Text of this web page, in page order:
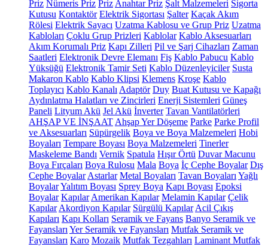
Priz Nümeris Priz Priz Anahtar Priz Şalt Malzemeleri Sigorta
Kutusu Kontaktör Elektrik Sigortası Şalter Kaçak Akım
Rölesi Elektrik Sayacı Uzatma Kablosu ve Grup Priz Uzatma
Kabloları Çoklu Grup Prizleri Kablolar Kablo Aksesuarları
Akım Korumalı Priz Kapı Zilleri Pil ve Şarj Cihazları Zaman
Saatleri Elektronik Devre Elemanı Fiş Kablo Pabucu Kablo
Yüksüğü Elektronik Tamir Seti Kablo Düzenleyiciler Susta
Makaron Kablo Kablo Klipsi Klemens Kroşe Kablo
Toplayıcı Kablo Kanalı Adaptör Duy Buat Kutusu ve Kapağı
Aydınlatma Halatları ve Zincirleri Enerji Sistemleri Güneş
Paneli Lityum Akü Jel Akü İnverter Tavan Vantilatörleri
AHŞAP VE İNŞAAT Ahşap Yer Döşeme Parke Parke Profil
ve Aksesuarları Süpürgelik Boya ve Boya Malzemeleri Hobi
Boyaları Tempare Boyası Boya Malzemeleri Tinerler
Maskeleme Bandı Vernik Spatula Hışır Örtü Duvar Macunu
Boya Fırçaları Boya Rulosu Mala Boya İç Cephe Boyalar Dış
Cephe Boyalar Astarlar Metal Boyaları Tavan Boyaları Yağlı
BoyalarYalıtım Boyası Sprey Boya Kapı Boyası Epoksi
Boyalar Kapılar Amerikan Kapılar Melamin Kapılar Çelik
Kapılar Akordiyon Kapılar Sürgülü Kapılar Acil Çıkış
Kapıları Kapı Kolları Seramik ve Fayans Banyo Seramik ve
Fayansları Yer Seramik ve Fayansları Mutfak Seramik ve
Fayansları Karo Mozaik Mutfak Tezgahları Laminant Mutfak